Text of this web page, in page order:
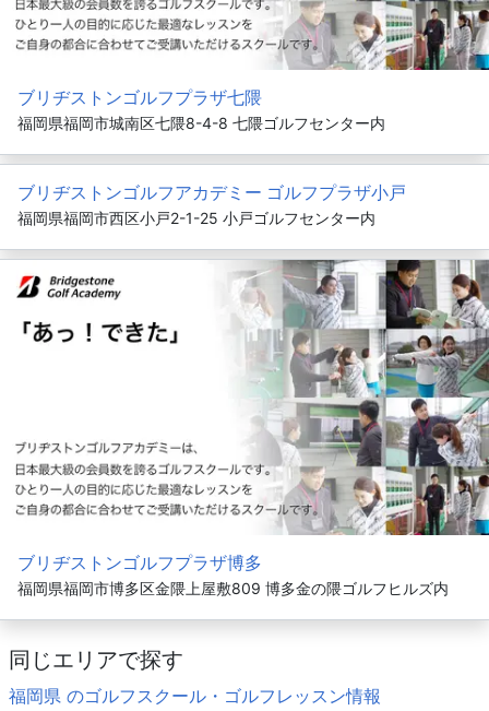
ブリヂストンゴルフプラザ七隈
福岡県福岡市城南区七隈8-4-8 七隈ゴルフセンター内
ブリヂストンゴルフアカデミー ゴルフプラザ小戸
福岡県福岡市西区小戸2-1-25 小戸ゴルフセンター内
ブリヂストンゴルフプラザ博多
福岡県福岡市博多区金隈上屋敷809 博多金の隈ゴルフヒルズ内
同じエリアで探す
福岡県 のゴルフスクール・ゴルフレッスン情報